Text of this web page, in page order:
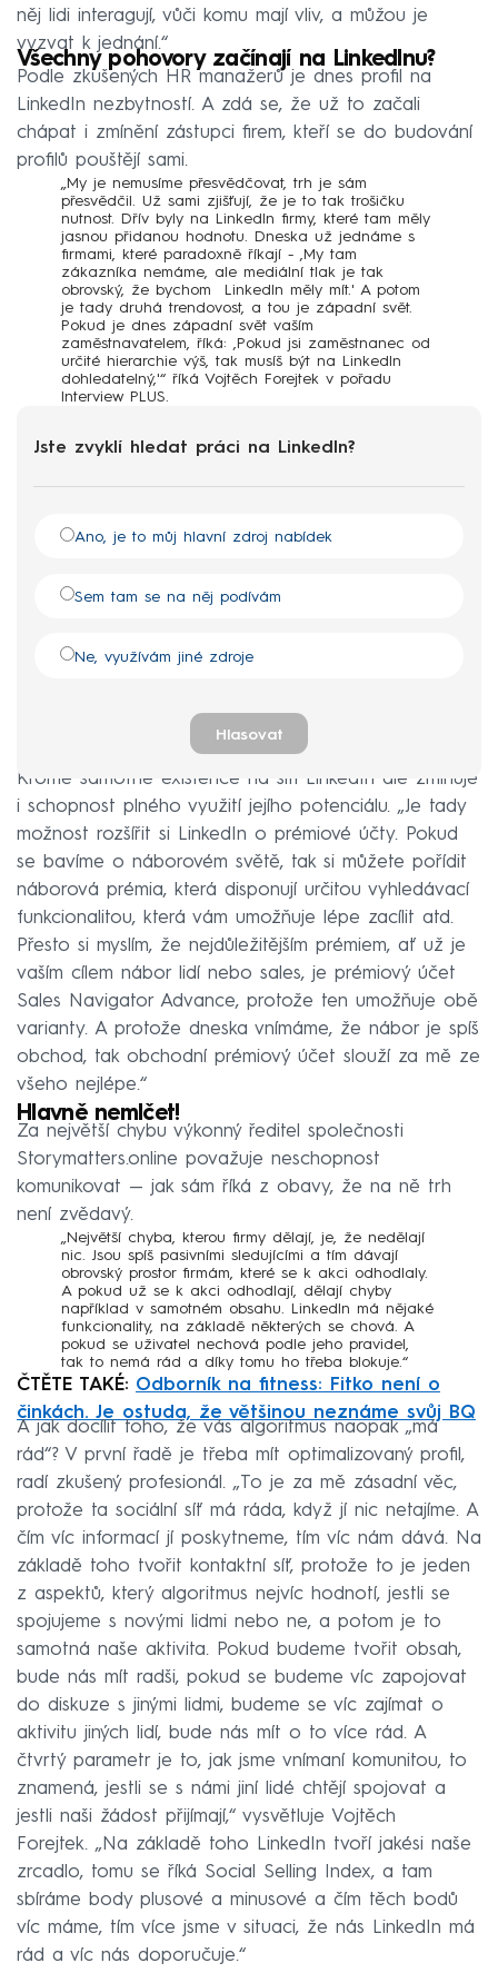
něj lidi interagují, vůči komu mají vliv, a můžou je
vyzvat k jednání.“
Všechny pohovory začínají na LinkedInu?
Podle zkušených HR manažerů je dnes profil na
LinkedIn nezbytností. A zdá se, že už to začali
chápat i zmínění zástupci firem, kteří se do budování
profilů pouštějí sami.
„My je nemusíme přesvědčovat, trh je sám
přesvědčil. Už sami zjišťují, že je to tak trošičku
nutnost. Dřív byly na LinkedIn firmy, které tam měly
jasnou přidanou hodnotu. Dneska už jednáme s
firmami, které paradoxně říkají - ‚My tam
zákazníka nemáme, ale mediální tlak je tak
obrovský, že bychom LinkedIn měly mít.' A potom
je tady druhá trendovost, a tou je západní svět.
Pokud je dnes západní svět vaším
zaměstnavatelem, říká: ‚Pokud jsi zaměstnanec od
určité hierarchie výš, tak musíš být na LinkedIn
dohledatelný,'“ říká Vojtěch Forejtek v pořadu
Interview PLUS
Jste zvyklí hledat práci na LinkedIn?
Ano, je to můj hlavní zdroj nabídek
Sem tam se na něj podívám
Ne, využívám jiné zdroje
Hlasovat
Kromě samotné existence na síti LinkedIn ale zmiňuje
i schopnost plného využití jejího potenciálu. „Je tady
možnost rozšířit si LinkedIn o prémiové účty. Pokud
se bavíme o náborovém světě, tak si můžete pořídit
náborová prémia, která disponují určitou vyhledávací
funkcionalitou, která vám umožňuje lépe zacílit atd.
Přesto si myslím, že nejdůležitějším prémiem, ať už je
vaším cílem nábor lidí nebo sales, je prémiový účet
Sales Navigator Advance, protože ten umožňuje obě
varianty. A protože dneska vnímáme, že nábor je spíš
obchod, tak obchodní prémiový účet slouží za mě ze
všeho nejlépe.“
Hlavně nemlčet!
Za největší chybu výkonný ředitel společnosti
Storymatters.online považuje neschopnost
komunikovat — jak sám říká z obavy, že na ně trh
není zvědavý.
„Největší chyba, kterou firmy dělají, je, že nedělají
nic. Jsou spíš pasivními sledujícími a tím dávají
obrovský prostor firmám, které se k akci odhodlaly.
A pokud už se k akci odhodlají, dělají chyby
například v samotném obsahu. LinkedIn má nějaké
funkcionality, na základě některých se chová. A
pokud se uživatel nechová podle jeho pravidel,
tak to nemá rád a díky tomu ho třeba blokuje.“
ČTĚTE TAKÉ: Odborník na fitness: Fitko není o
činkách. Je ostuda, že většinou neznáme svůj BQ
A jak docílit toho, že vás algoritmus naopak „má
rád“? V první řadě je třeba mít optimalizovaný profil,
radí zkušený profesionál. „To je za mě zásadní věc,
protože ta sociální síť má ráda, když jí nic netajíme. A
čím víc informací jí poskytneme, tím víc nám dává. Na
základě toho tvořit kontaktní síť, protože to je jeden
z aspektů, který algoritmus nejvíc hodnotí, jestli se
spojujeme s novými lidmi nebo ne, a potom je to
samotná naše aktivita. Pokud budeme tvořit obsah,
bude nás mít radši, pokud se budeme víc zapojovat
do diskuze s jinými lidmi, budeme se víc zajímat o
aktivitu jiných lidí, bude nás mít o to více rád. A
čtvrtý parametr je to, jak jsme vnímaní komunitou, to
znamená, jestli se s námi jiní lidé chtějí spojovat a
jestli naši žádost přijímají,“ vysvětluje Vojtěch
Forejtek. „Na základě toho LinkedIn tvoří jakési naše
zrcadlo, tomu se říká Social Selling Index, a tam
sbíráme body plusové a minusové a čím těch bodů
víc máme, tím více jsme v situaci, že nás LinkedIn má
rád a víc nás doporučuje.“